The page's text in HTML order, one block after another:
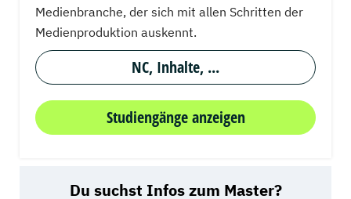
Medienbranche, der sich mit allen Schritten der
Medienproduktion auskennt.
NC, Inhalte, ...
Studiengänge anzeigen
Du suchst Infos zum Master?